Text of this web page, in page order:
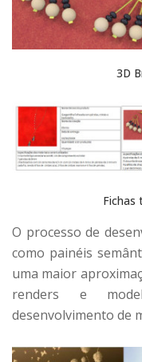
3D
Fichas
O processo de
como painéis
uma maior
renders e
desenvolvimento de